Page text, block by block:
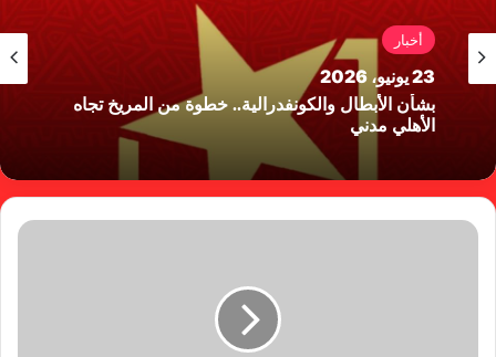
أخبار
23 يونيو، 2026
بشأن الأبطال والكونفدرالية.. خطوة من المريخ تجاه
الأهلي مدني